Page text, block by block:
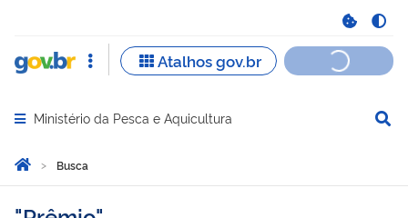
Abrir menu principal de navegação
Ministério da Pesca e Aquicultura
Você está aqui:
Página Inicial
Busca
Busca